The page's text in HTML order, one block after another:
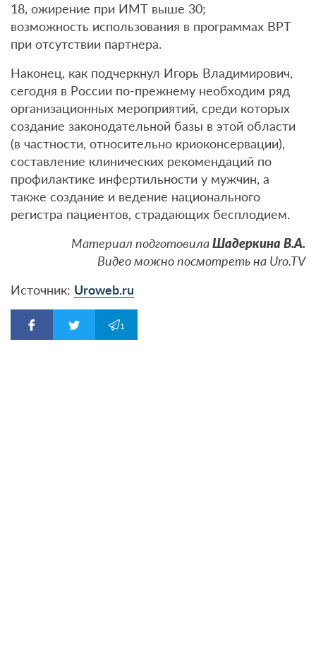
1
18, ожирение при ИМТ выше 30;
возможность использования в программах ВРТ
при отсутствии партнера.
Наконец, как подчеркнул Игорь Владимирович,
сегодня в России по-прежнему необходим ряд
организационных мероприятий, среди которых
создание законодательной базы в этой области
(в частности, относительно криоконсервации),
составление клинических рекомендаций по
профилактике инфертильности у мужчин, а
также создание и ведение национального
регистра пациентов, страдающих бесплодием.
Материал подготовилаШадеркина В.А.
Видео можно посмотреть на Uro.TV
Источник: Uroweb.ru